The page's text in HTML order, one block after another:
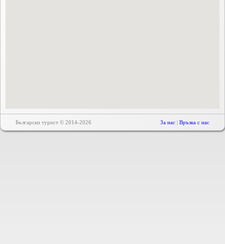
Български турист © 2014-2026 За нас | Връзка с нас